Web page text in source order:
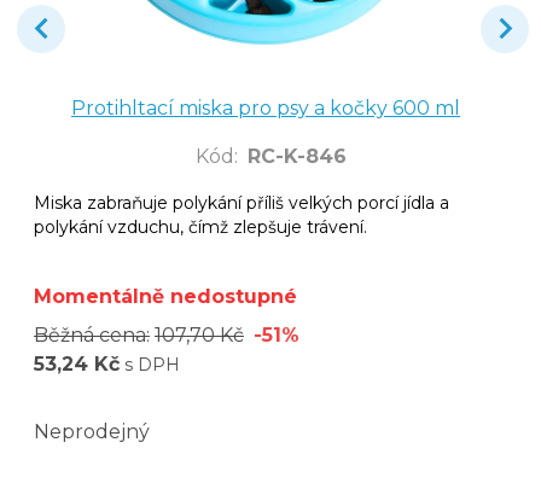
Protihltací miska pro psy a kočky 600 ml
Kód : RC-K-846
Miska zabraňuje polykání příliš velkých porcí jídla a
polykání vzduchu, čímž zlepšuje trávení.
Momentálně nedostupné
Běžná cena: 107,70 Kč -51%
53,24 Kč s DPH
Neprodejný